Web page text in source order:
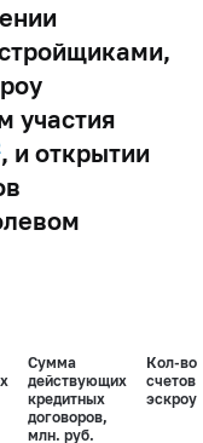
участия
, и открытии
Сумма
действующих
кредитных
договоров,
млн. руб.
Кол-во
счетов
эскроу